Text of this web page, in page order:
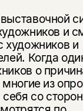
и
художников и
Когда
о
многие из
со